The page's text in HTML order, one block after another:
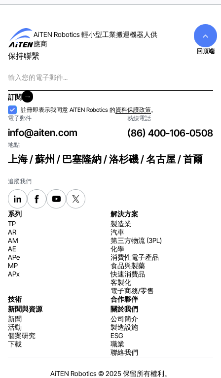
AiTEN Robotics 輕小型工業搬運機器人供
應商
保持聯繫
子
郵
件
訂閱
訂閱
接
納
註冊即表示我同意 AiTEN Robotics 的資料保護政策。
電子郵件
info@aiten.com
熱線電話
(86) 400-106-0508
地點
上海 / 蘇州 / 巴塞隆納 / 洛杉磯 / 名古屋 / 首爾
追蹤我們
系列
TP
AR
AM
AE
APe
MP
APx
解決方案
製造業
汽車
第三方物流 (3PL)
化學
消費性電子產品
食品與製藥
快速消費品
客製化
電子商務/零售
技術
合作夥伴
新聞與資源
新聞
活動
個案研究
下載
關於我們
公司簡介
製造設施
ESG
職業
聯絡我們
AiTEN Robotics © 2025 保留所有權利。
回頂端